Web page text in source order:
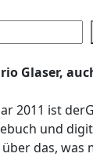
Glaser,
2011 ist
und
das, was